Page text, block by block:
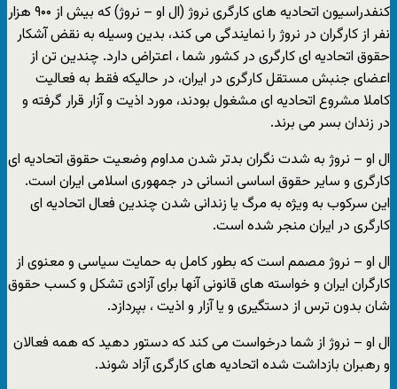
کنفدراسیون اتحادیه های کارگری نروژ (ال او – نروژ) که بیش از ۹۰۰ هزار
نفر از کارگران در نروژ را نمایندگی می کند، بدین وسیله به نقض آشکار
حقوق اتحادیه ای کارگری در کشور شما ، اعتراض دارد. چندین تن از
اعضای جنبش مستقل کارگری در ایران، در حالیکه فقط به فعالیت
کاملا مشروع اتحادیه ای مشغول بودند، مورد اذیت و آزار قرار گرفته و
در زندان بسر می برند.
ال او – نروژ به شدت نگران بدتر شدن مداوم وضعیت حقوق اتحادیه ای
کارگری و سایر حقوق اساسی انسانی در جمهوری اسلامی ایران است.
این سرکوب به ویژه به مرگ یا زندانی شدن چندین فعال اتحادیه ای
کارگری در ایران منجر شده است.
ال او – نروژ مصمم است که بطور کامل به حمایت سیاسی و معنوی از
کارگران ایران و خواسته های قانونی آنها برای آزادی تشکل و کسب حقوق
شان بدون ترس از دستگیری و یا آزار و اذیت ، بپردازد.
ال او – نروژ از شما درخواست می کند که دستور دهید که همه فعالان
و رهبران بازداشت شده اتحادیه های کارگری آزاد شوند.